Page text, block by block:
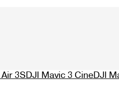
3SDJI Mavic 3 CineDJI